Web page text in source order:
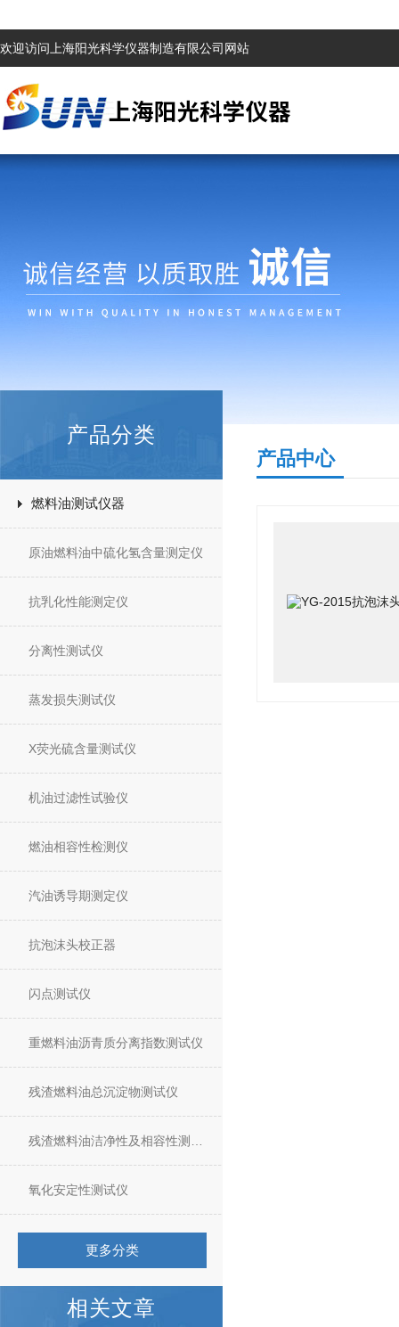
欢迎访问上海阳光科学仪器制造有限公司网站
产品分类
燃料油测试仪器
原油燃料油中硫化氢含量测定仪
抗乳化性能测定仪
分离性测试仪
蒸发损失测试仪
X荧光硫含量测试仪
机油过滤性试验仪
燃油相容性检测仪
汽油诱导期测定仪
抗泡沫头校正器
闪点测试仪
重燃料油沥青质分离指数测试仪
残渣燃料油总沉淀物测试仪
氧化安定性测试仪
更多分类
相关文章
产品中心